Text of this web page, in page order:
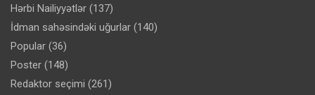
Hərbi Nailiyyətlər (137)
İdman sahəsindəki uğurlar (140)
Popular (36)
Poster (148)
Redaktor seçimi (261)